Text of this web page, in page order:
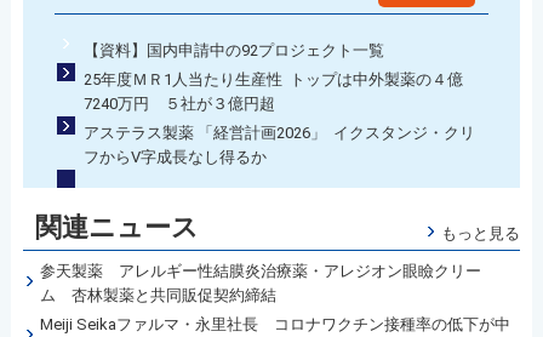
【資料】国内申請中の92プロジェクト一覧
25年度ＭＲ1人当たり生産性 トップは中外製薬の４億
7240万円 ５社が３億円超
アステラス製薬 「経営計画2026」 イクスタンジ・クリ
フからV字成長なし得るか
関連ニュース もっと見る
参天製薬 アレルギー性結膜炎治療薬・アレジオン眼瞼クリー
ム 杏林製薬と共同販促契約締結
Meiji Seikaファルマ・永里社長 コロナワクチン接種率の低下が中